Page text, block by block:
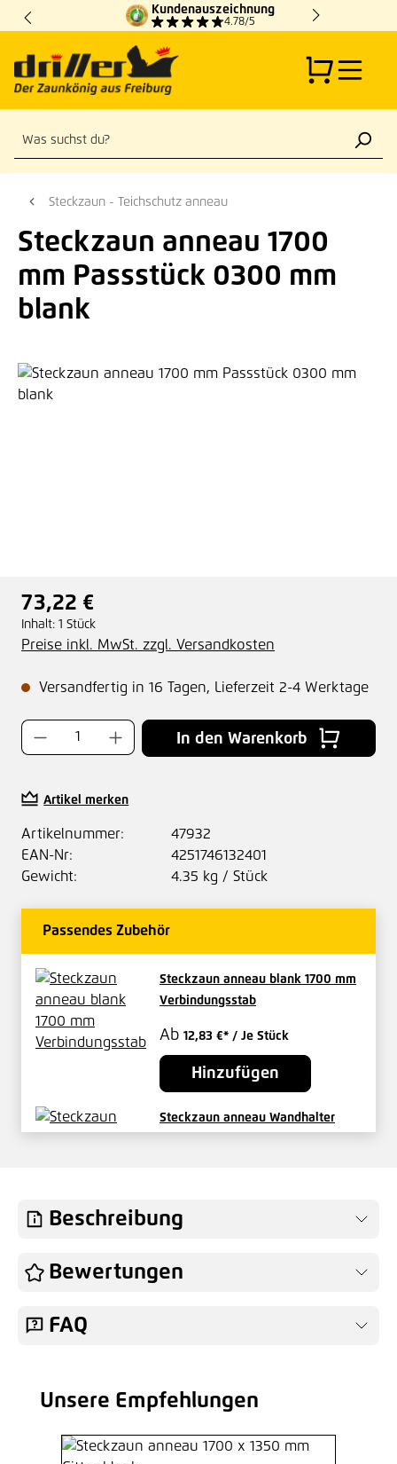
Zum Hauptinhalt springen
Kundenauszeichnung
4.78/5
Steckzaun - Teichschutz anneau
Steckzaun anneau 1700
mm Passstück 0300 mm
blank
Bildergalerie überspringen
Regulärer Preis:
73,22 €
Inhalt: 1 Stück
Preise inkl. MwSt. zzgl. Versandkosten
Versandfertig in 16 Tagen, Lieferzeit 2-4 Werktage
Produkt Anzahl: Gib den gewünschten
In den Warenkorb
Artikel merken
Artikelnummer:
47932
EAN-Nr:
4251746132401
Gewicht:
4.35 kg / Stück
Passendes Zubehör
Steckzaun anneau blank 1700 mm
Verbindungsstab
Ab 12,83 €* / Je Stück
Hinzufügen
Steckzaun anneau Wandhalter
Beschreibung
Bewertungen
FAQ
Produktgalerie überspringen
Unsere Empfehlungen